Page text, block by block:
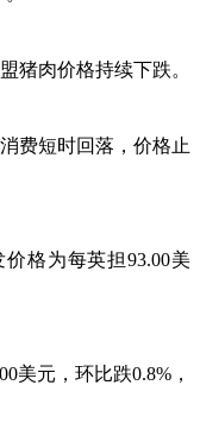
肉价格持续下跌。
费短时回落，价格止
格为每英担93.00美
美元，环比跌0.8%，